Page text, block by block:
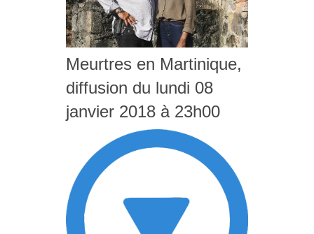
Meurtres en Martinique,
diffusion du lundi 08
janvier 2018 à 23h00